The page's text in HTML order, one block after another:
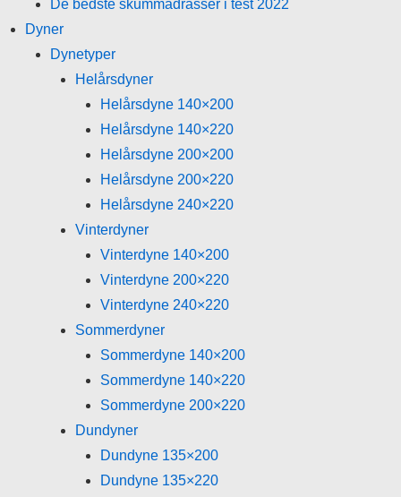
De bedste skummadrasser i test 2022
Dyner
Dynetyper
Helårsdyner
Helårsdyne 140×200
Helårsdyne 140×220
Helårsdyne 200×200
Helårsdyne 200×220
Helårsdyne 240×220
Vinterdyner
Vinterdyne 140×200
Vinterdyne 200×220
Vinterdyne 240×220
Sommerdyner
Sommerdyne 140×200
Sommerdyne 140×220
Sommerdyne 200×220
Dundyner
Dundyne 135×200
Dundyne 135×220